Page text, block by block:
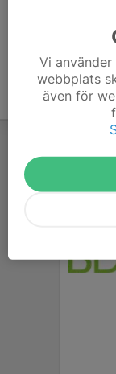
Vi
webbplats
även för